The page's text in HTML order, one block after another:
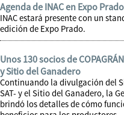
Agenda de INAC en Expo
INAC estará presente con un
edición de Expo Prado.
Unos 130 socios de
y Sitio del Ganadero
Continuando la divulgación del
SAT- y el Sitio del Ganadero, la
brindó los detalles de cómo